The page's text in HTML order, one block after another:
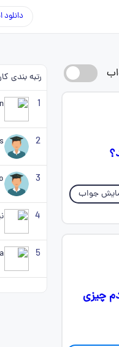
جواب
چیزی
رتبه بندی
1
2
3
4
5